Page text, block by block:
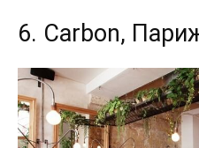
6. Carbon,